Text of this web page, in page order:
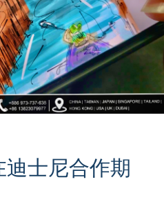
士尼合作期